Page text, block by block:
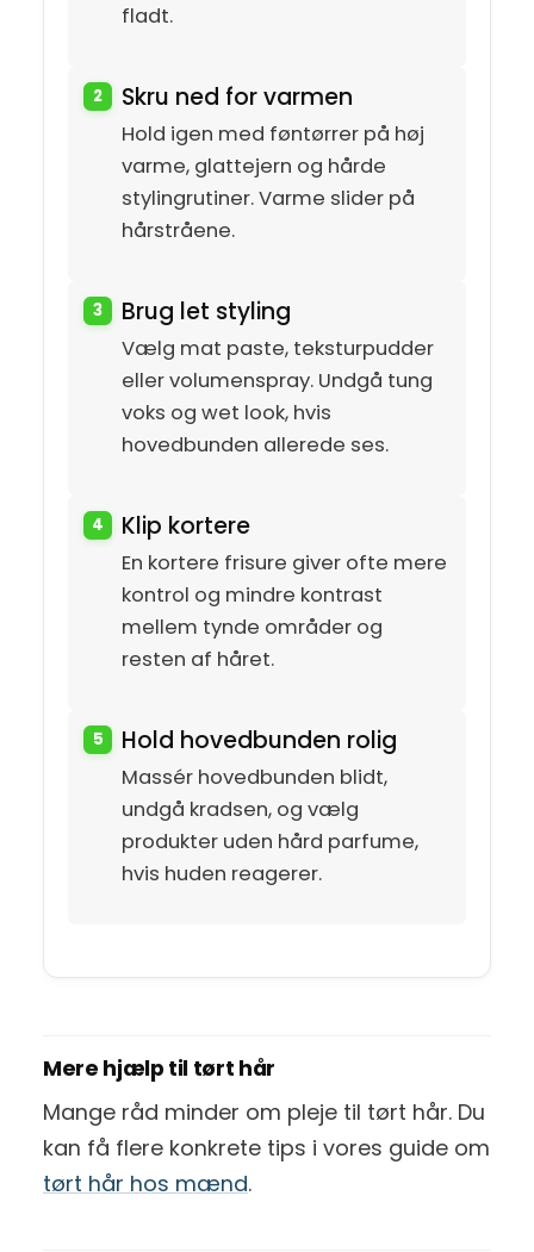
fladt.
Skru ned for varmen
Hold igen med føntørrer på høj
varme, glattejern og hårde
stylingrutiner. Varme slider på
hårstråene.
Brug let styling
Vælg mat paste, teksturpudder
eller volumenspray. Undgå tung
voks og wet look, hvis
hovedbunden allerede ses.
Klip kortere
En kortere frisure giver ofte mere
kontrol og mindre kontrast
mellem tynde områder og
resten af håret.
Hold hovedbunden rolig
Massér hovedbunden blidt,
undgå kradsen, og vælg
produkter uden hård parfume,
hvis huden reagerer.
Mere hjælp til tørt hår
Mange råd minder om pleje til tørt hår. Du
kan få flere konkrete tips i vores guide om
tørt hår hos mænd.